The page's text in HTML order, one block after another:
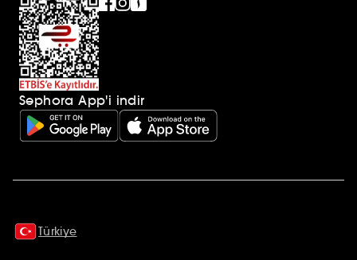
Sephora App'i indir
Türkiye